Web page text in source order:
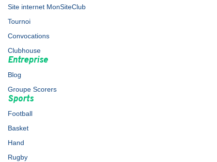
Site internet MonSiteClub
Tournoi
Convocations
Clubhouse
Entreprise
Blog
Groupe Scorers
Sports
Football
Basket
Hand
Rugby